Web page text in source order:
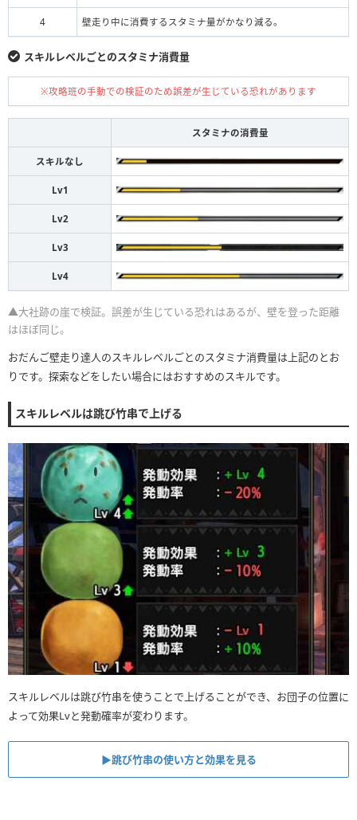
4 壁走り中に消費するスタミナ量がかなり減る。
スキルレベルごとのスタミナ消費量
※攻略班の手動での検証のため誤差が生じている恐れがあります
スタミナの消費量
スキルなし
Lv1
Lv2
Lv3
Lv4
▲大社跡の崖で検証。誤差が生じている恐れはあるが、壁を登った距離
はほぼ同じ。
おだんご壁走り達人のスキルレベルごとのスタミナ消費量は上記のとお
りです。探索などをしたい場合にはおすすめのスキルです。
スキルレベルは跳び竹串で上げる
スキルレベルは跳び竹串を使うことで上げることができ、お団子の位置に
よって効果Lvと発動確率が変わります。
▶︎跳び竹串の使い方と効果を見る